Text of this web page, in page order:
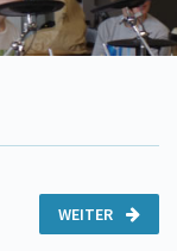
WEITER